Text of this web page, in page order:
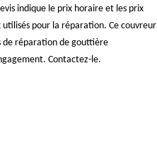
indique le prix horaire et les prix
pour la réparation. Ce couvreur
de réparation de gouttière
Contactez-le.